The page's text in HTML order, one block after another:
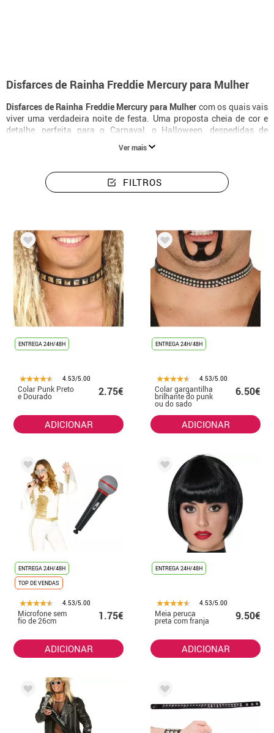
Disfarces de Rainha Freddie Mercury para Mulher
Disfarces de Rainha Freddie Mercury para Mulher com os quais vais
viver uma verdadeira noite de festa. Uma proposta cheia de cor e
detalhe, perfeita para o Carnaval, o Halloween, despedidas de
solteira ou qualquer ocasião especial em que queiras destacar-te.
Ver mais
FILTROS
ENTREGA 24H/48H
4.53/5.00
Colar Punk Preto
e Dourado 2.75€
ADICIONAR
ENTREGA 24H/48H
4.53/5.00
Colar gargantilha
brilhante do punk
ou do sado
6.50€
ADICIONAR
ENTREGA 24H/48H
TOP DE VENDAS
4.53/5.00
Microfone sem
fio de 26cm 1.75€
ADICIONAR
ENTREGA 24H/48H
4.53/5.00
Meia peruca
preta com franja 9.50€
ADICIONAR